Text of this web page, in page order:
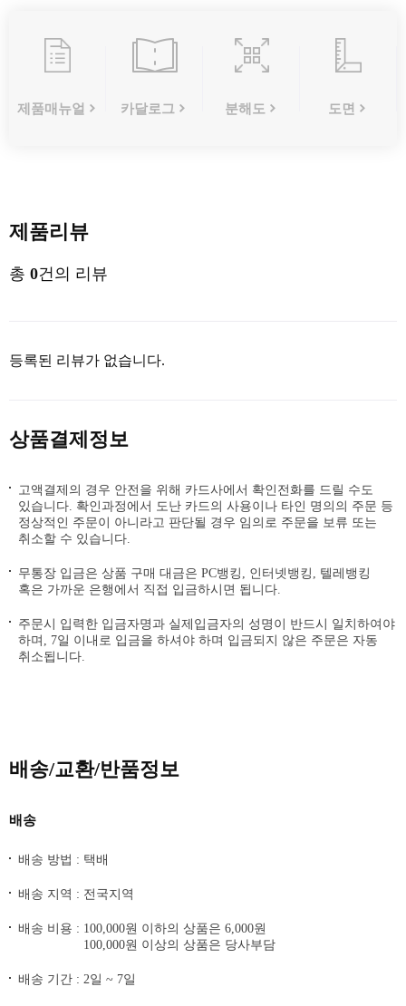
제품매뉴얼 카달로그 분해도 도면
제품리뷰
총 0건의 리뷰
등록된 리뷰가 없습니다.
상품결제정보
고액결제의 경우 안전을 위해 카드사에서 확인전화를 드릴 수도
있습니다. 확인과정에서 도난 카드의 사용이나 타인 명의의 주문 등
정상적인 주문이 아니라고 판단될 경우 임의로 주문을 보류 또는
취소할 수 있습니다.
무통장 입금은 상품 구매 대금은 PC뱅킹, 인터넷뱅킹, 텔레뱅킹
혹은 가까운 은행에서 직접 입금하시면 됩니다.
주문시 입력한 입금자명과 실제입금자의 성명이 반드시 일치하여야
하며, 7일 이내로 입금을 하셔야 하며 입금되지 않은 주문은 자동
취소됩니다.
배송/교환/반품정보
배송
배송 방법 : 택배
배송 지역 : 전국지역
배송 비용 : 100,000원 이하의 상품은 6,000원
100,000원 이상의 상품은 당사부담
배송 기간 : 2일 ~ 7일